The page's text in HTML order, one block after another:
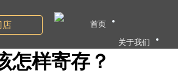
怎样寄存？
店
首页
关于我们